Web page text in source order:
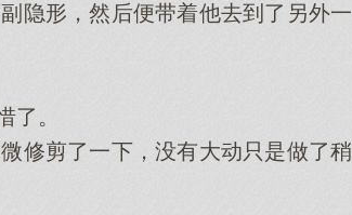
形，然后便带着他去到了另外一
。
剪了一下，没有大动只是做了稍